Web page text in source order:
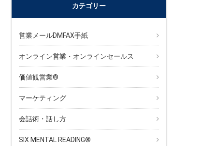
カテゴリー
営業メールDMFAX手紙
オンライン営業・オンラインセールス
価値観営業®︎
マーケティング
会話術・話し方
SIX MENTAL READING®︎